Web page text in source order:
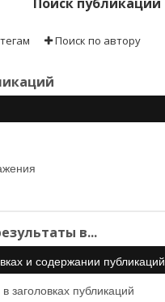
Поиск по автору
в...
и содержании публикаций
заголовках публикаций